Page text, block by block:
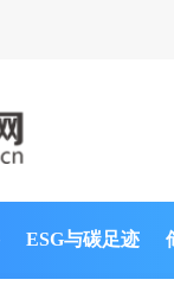
ESG与碳足迹